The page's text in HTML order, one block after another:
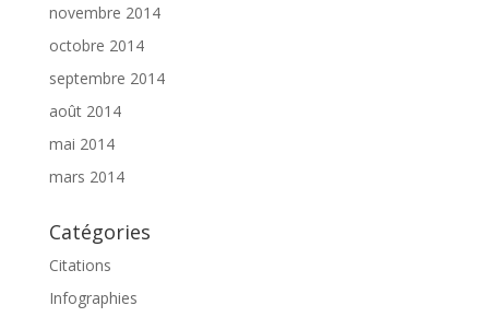
novembre 2014
octobre 2014
septembre 2014
août 2014
mai 2014
mars 2014
Catégories
Citations
Infographies